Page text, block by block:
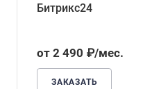
Битрикс24
от 2 490 ₽/мес.
ЗАКАЗАТЬ